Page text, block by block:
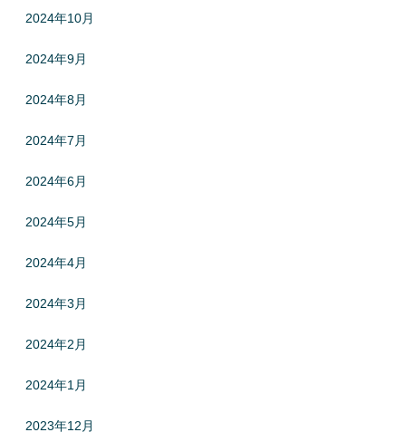
2024年10月
2024年9月
2024年8月
2024年7月
2024年6月
2024年5月
2024年4月
2024年3月
2024年2月
2024年1月
2023年12月